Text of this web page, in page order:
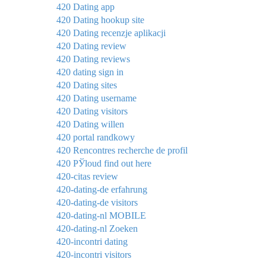
420 Dating app
420 Dating hookup site
420 Dating recenzje aplikacji
420 Dating review
420 Dating reviews
420 dating sign in
420 Dating sites
420 Dating username
420 Dating visitors
420 Dating willen
420 portal randkowy
420 Rencontres recherche de profil
420 РЎloud find out here
420-citas review
420-dating-de erfahrung
420-dating-de visitors
420-dating-nl MOBILE
420-dating-nl Zoeken
420-incontri dating
420-incontri visitors